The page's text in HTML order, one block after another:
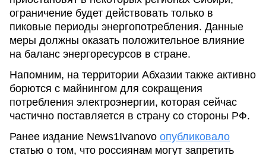
ограничение будет действовать только в
пиковые периоды энергопотребления. Данные
меры должны оказать положительное влияние
на баланс энергоресурсов в стране.
Напомним, на территории Абхазии также активно
борются с майнингом для сокращения
потребления электроэнергии, которая сейчас
частично поставляется в страну со стороны РФ.
Ранее издание News1Ivanovo опубликовало
статью о том, что россиянам могут запретить